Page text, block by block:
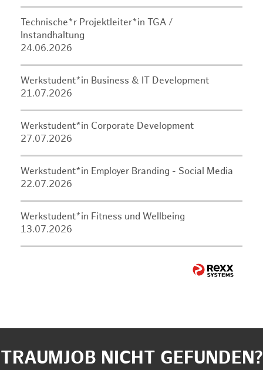
Technische*r Projektleiter*in TGA /
Instandhaltung
24.06.2026
Werkstudent*in Business & IT Development
21.07.2026
Werkstudent*in Corporate Development
27.07.2026
Werkstudent*in Employer Branding - Social Media
22.07.2026
Werkstudent*in Fitness und Wellbeing
13.07.2026
TRAUMJOB NICHT GEFUNDEN?